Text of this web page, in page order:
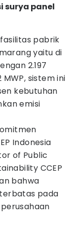
surya panel
pabrik
yaitu di
2.197
sistem ini
kebutuhan
emisi
Indonesia
of Public
CCEP
bahwa
pada